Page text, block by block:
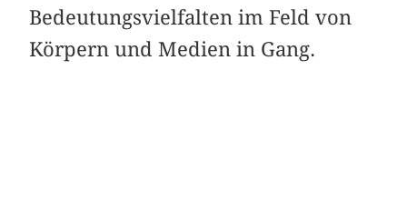
Bedeutungsvielfalten im Feld von
Körpern und Medien in Gang.